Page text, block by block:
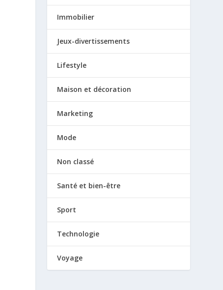
Immobilier
Jeux-divertissements
Lifestyle
Maison et décoration
Marketing
Mode
Non classé
Santé et bien-être
Sport
Technologie
Voyage